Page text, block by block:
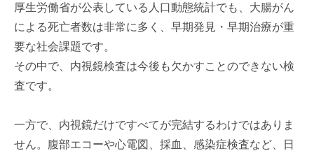
厚生労働省が公表している人口動態統計でも、大腸がん
による死亡者数は非常に多く、早期発見・早期治療が重
要な社会課題です。
その中で、内視鏡検査は今後も欠かすことのできない検
査です。
一方で、内視鏡だけですべてが完結するわけではありま
せん。腹部エコーや心電図、採血、感染症検査など、日